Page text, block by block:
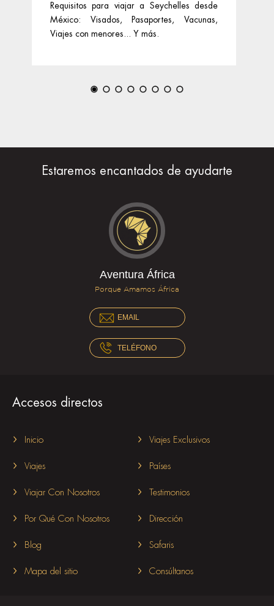
Requisitos para viajar a Seychelles desde
México: Visados, Pasaportes, Vacunas,
Viajes con menores... Y más.
Estaremos encantados de ayudarte
Aventura África
Porque Amamos África
EMAIL
TELÉFONO
Accesos directos
Inicio Viajes Exclusivos
Viajes Países
Viajar Con Nosotros Testimonios
Por Qué Con Nosotros Dirección
Blog Safaris
Mapa del sitio Consúltanos